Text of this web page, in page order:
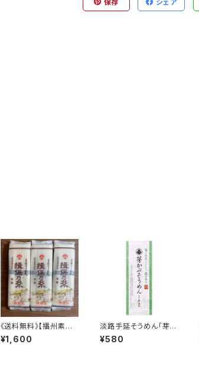
保存 シェア
《送料無料》【播州素麺】
揖保乃糸 特級品 30
0g×3袋 黒帯 特級
¥1,600
淡路手延そうめん「芽か
ぶそうめん」
¥580